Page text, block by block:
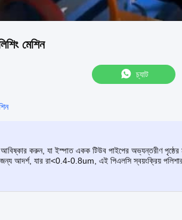
মেশিন
চ্যাট
আবিষ্কার করুন, যা ইস্পাত একক টিউব পাইপের অভ্যন্তরীণ
আদর্শ, যার রা<0.4-0.8um, এই পিএলসি স্বয়ংক্রিয়